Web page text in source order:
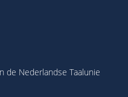
de Nederlandse Taalunie